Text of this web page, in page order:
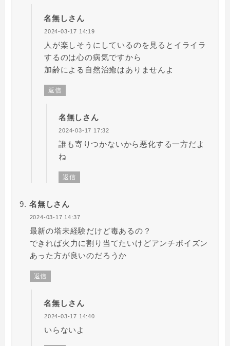
名無しさん
2024-03-17 14:19
人が楽しそうにしているのを見るとイライラ
するのは心の病気ですから
加齢による自然治癒はありませんよ
返信
名無しさん
2024-03-17 17:32
誰も寄りつかないから悪化する一方だよ
ね
返信
名無しさん
2024-03-17 14:37
最新の塔未経験だけど毒あるの？
できれば火力に割り当てたいけどアンチポイズン
あった方が良いのだろうか
返信
名無しさん
2024-03-17 14:40
いらないよ